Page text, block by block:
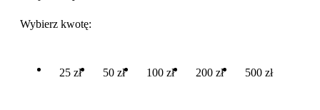
Wybierz kwotę:
25 zł 50 zł 100 zł 200 zł 500 zł